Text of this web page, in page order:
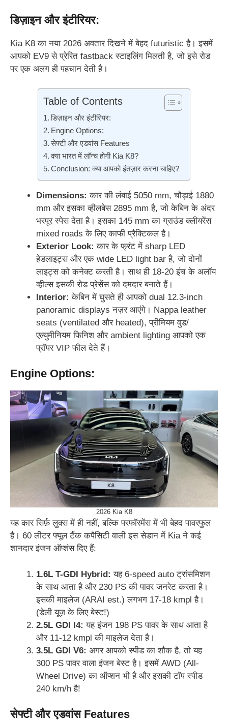
डिज़ाइन और इंटीरियर:
Kia K8 का नया 2026 अवतार दिखने में बेहद futuristic है। इसमें
आपको EV9 से प्रेरित fastback स्टाइलिंग मिलती है, जो इसे रोड
पर एक अलग ही पहचान देती है।
Table of Contents
डिज़ाइन और इंटीरियर:
Engine Options:
सेफ्टी और एडवांस Features
क्या भारत में लॉन्च होगी Kia K8?
Conclusion: क्या आपको इंतज़ार करना चाहिए?
Dimensions: कार की लंबाई 5050 mm, चौड़ाई 1880
mm और इसका व्हीलबेस 2895 mm है, जो केबिन के अंदर
भरपूर स्पेस देता है। इसका 145 mm का ग्राउंड क्लीयरेंस
mixed roads के लिए काफी प्रैक्टिकल है।
Exterior Look: कार के फ्रंट में sharp LED
हेडलाइट्स और एक wide LED light bar है, जो दोनों
लाइट्स को कनेक्ट करती है। साथ ही 18-20 इंच के अलॉय
व्हील्स इसकी रोड प्रेसेंस को दमदार बनाते हैं।
Interior: केबिन में घुसते ही आपको dual 12.3-inch
panoramic displays नज़र आएंगे। Nappa leather
seats (ventilated और heated), प्रीमियम वुड/
एल्युमीनियम फिनिश और ambient lighting आपको एक
प्रॉपर VIP फील देते हैं।
Engine Options:
2026 Kia K8
यह कार सिर्फ़ लुक्स में ही नहीं, बल्कि परफॉरमेंस में भी बेहद पावरफुल
है। 60 लीटर फ्यूल टैंक कपैसिटी वाली इस सेडान में Kia ने कई
शानदार इंजन ऑप्शंस दिए हैं:
1.6L T-GDI Hybrid: यह 6-speed auto ट्रांसमिशन
के साथ आता है और 230 PS की पावर जनरेट करता है।
इसकी माइलेज (ARAI est.) लगभग 17-18 kmpl है।
(डेली यूज़ के लिए बेस्ट!)
2.5L GDI I4: यह इंजन 198 PS पावर के साथ आता है
और 11-12 kmpl की माइलेज देता है।
3.5L GDI V6: अगर आपको स्पीड का शौक है, तो यह
300 PS पावर वाला इंजन बेस्ट है। इसमें AWD (All-
Wheel Drive) का ऑप्शन भी है और इसकी टॉप स्पीड
240 km/h है!
सेफ्टी और एडवांस Features